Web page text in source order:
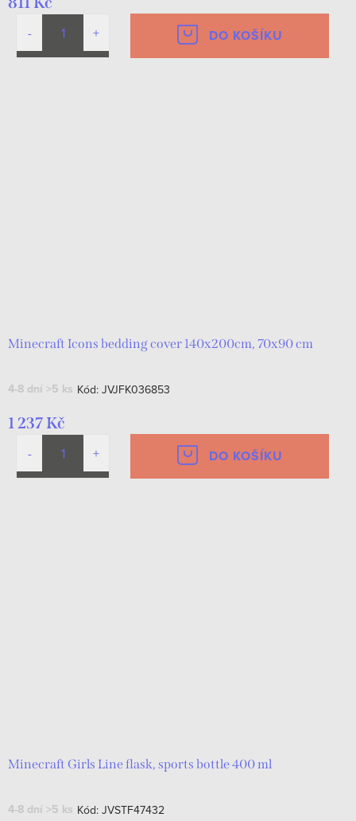
DO KOŠÍKU
Minecraft Icons bedding cover 140x200cm, 70x90 cm
4-8 dní >5 ks Kód: JVJFK036853
1 237 Kč
DO KOŠÍKU
Minecraft Girls Line flask, sports bottle 400 ml
4-8 dní >5 ks Kód: JVSTF47432